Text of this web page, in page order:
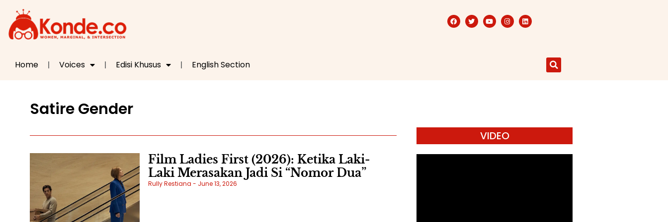
Home Voices Edisi Khusus English Section
Satire Gender
Film Ladies First (2026): Ketika Laki-
Laki Merasakan Jadi Si “Nomor Dua”
Rully Restiana June 13, 2026
VIDEO